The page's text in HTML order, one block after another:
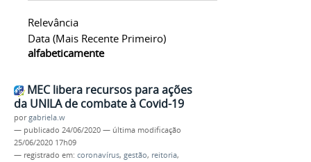
Relevância
Data (mais Recente Primeiro)
alfabeticamente
MEC libera recursos para ações
da UNILA de combate à Covid-19
porgabriela.w
— publicado 24/06/2020 — última modificação
25/06/2020 17h09
— registrado em: coronavírus, gestão, reitoria,